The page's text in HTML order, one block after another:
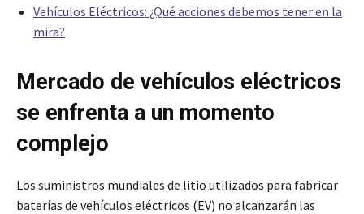
Vehículos Eléctricos: ¿Qué acciones debemos tener en la
mira?
Mercado de vehículos eléctricos
se enfrenta a un momento
complejo
Los suministros mundiales de litio utilizados para fabricar
baterías de vehículos eléctricos (EV) no alcanzarán las